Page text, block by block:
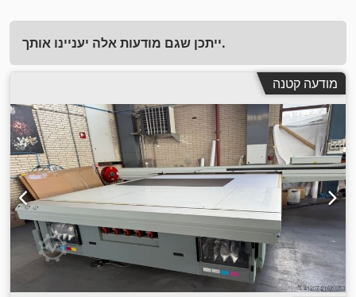
ייתכן שגם מודעות אלה יעניינו אותך.
מודעה קטנה